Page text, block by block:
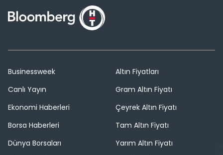
Businessweek
Canlı Yayın
Ekonomi Haberleri
Borsa Haberleri
Dünya Borsaları
Altın Fiyatları
Gram Altın Fiyatı
Çeyrek Altın Fiyatı
Tam Altın Fiyatı
Yarım Altın Fiyatı